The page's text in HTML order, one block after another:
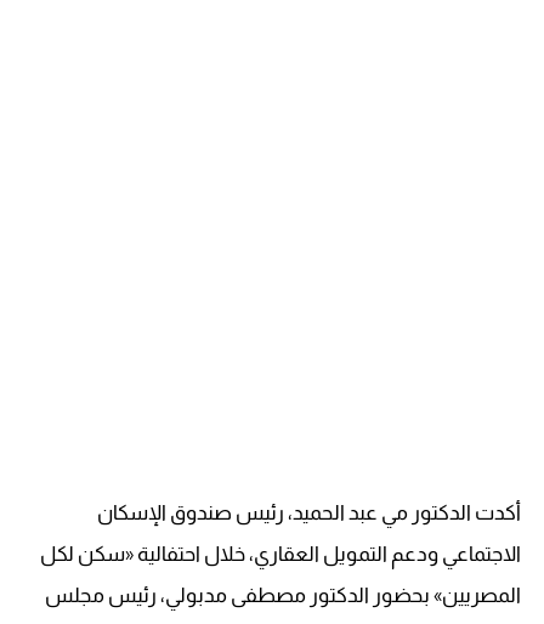
أكدت الدكتور مي عبد الحميد، رئيس صندوق الإسكان
الاجتماعي ودعم التمويل العقاري، خلال احتفالية «سكن لكل
المصريين» بحضور الدكتور مصطفى مدبولي، رئيس مجلس